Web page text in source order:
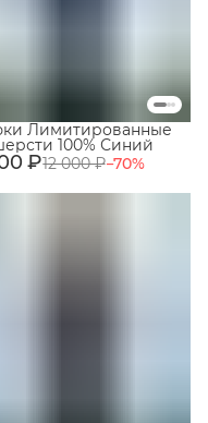
₽12 000 ₽−70%
Лимитированные
100% Синий